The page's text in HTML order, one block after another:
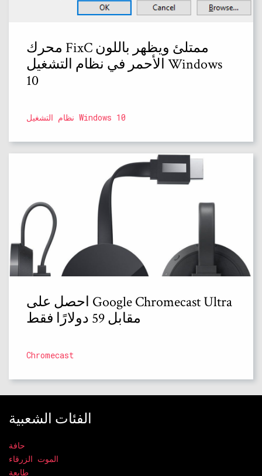
محرك FixC ممتلئ ويظهر باللون
الأحمر في نظام التشغيل Windows
10
نظام التشغيل Windows 10
احصل على Google Chromecast Ultra
مقابل 59 دولارًا فقط
Chromecast
الفئات الشعبية
حافة
الموت الزرقاء
طابعة